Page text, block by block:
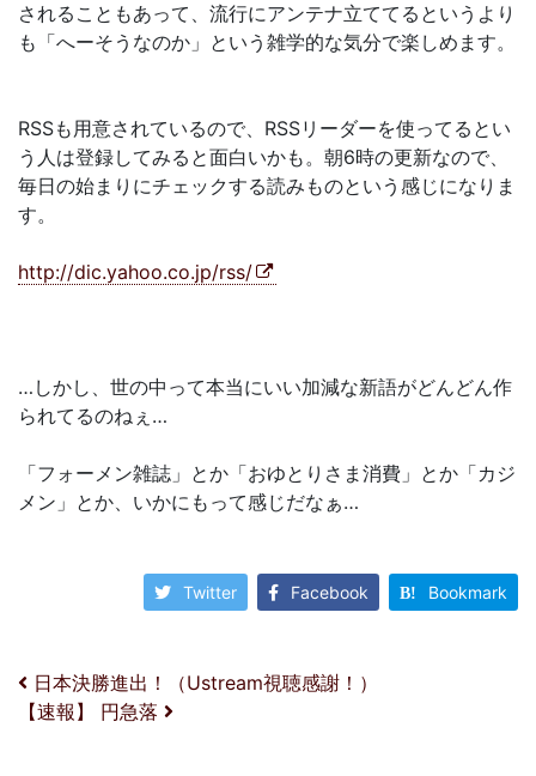
されることもあって、流行にアンテナ立ててるというより
も「へーそうなのか」という雑学的な気分で楽しめます。
RSSも用意されているので、RSSリーダーを使ってるとい
う人は登録してみると面白いかも。朝6時の更新なので、
毎日の始まりにチェックする読みものという感じになりま
す。
http://dic.yahoo.co.jp/rss/
…しかし、世の中って本当にいい加減な新語がどんどん作
られてるのねぇ…
「フォーメン雑誌」とか「おゆとりさま消費」とか「カジ
メン」とか、いかにもって感じだなぁ…
Twitter Facebook Bookmark
投稿ナビゲーション
日本決勝進出！（Ustream視聴感謝！）
【速報】 円急落